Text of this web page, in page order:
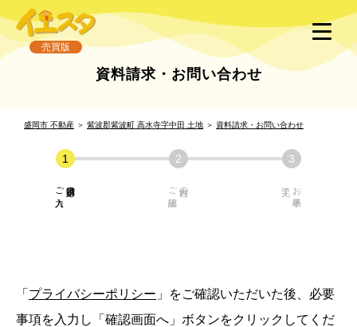
売買版
資料請求・お問い合わせ
盛岡市 不動産 ＞ 紫波郡紫波町 高水寺字中田 土地 ＞ 資料請求・お問い合わせ
必須項目の
ご入力 内容の
ご確認 お手続き
「 プライバシーポリシー 」をご確認いただいた後、必要
事項を入力し「確認画面へ」ボタンをクリックしてくだ